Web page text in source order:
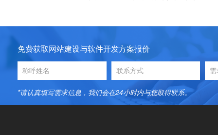
免费获取网站建设与软件开发方案报价
*请认真填写需求信息，我们会在24小时内与您取得联系。